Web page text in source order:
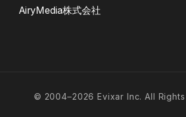
AiryMedia株式会社
© 2004–2026 Evixar Inc. All